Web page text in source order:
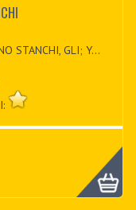
STANCHI, GLI; Y...